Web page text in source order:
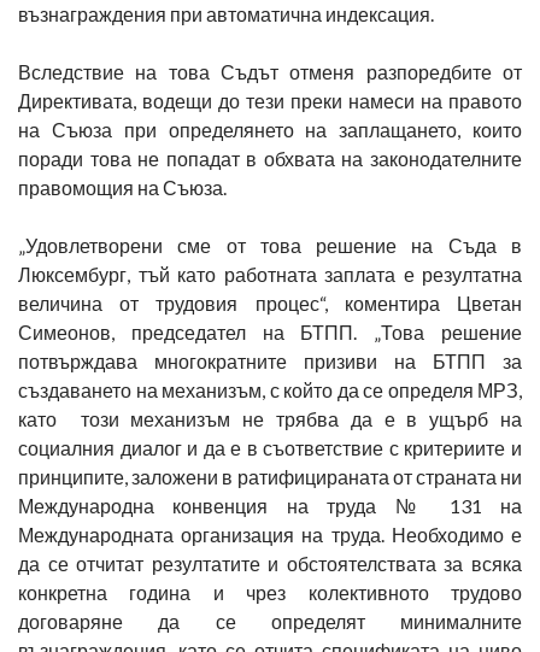
възнаграждения при автоматична индексация.
Вследствие на това Съдът отменя разпоредбите от
Директивата, водещи до тези преки намеси на правото
на Съюза при определянето на заплащането, които
поради това не попадат в обхвата на законодателните
правомощия на Съюза.
„Удовлетворени сме от това решение на Съда в
Люксембург, тъй като работната заплата е резултатна
величина от трудовия процес“, коментира Цветан
Симеонов, председател на БТПП. „Това решение
потвърждава многократните призиви на БТПП за
създаването на механизъм, с който да се определя МРЗ,
като този механизъм не трябва да е в ущърб на
социалния диалог и да е в съответствие с критериите и
принципите, заложени в ратифицираната от страната ни
Международна конвенция на труда № 131 на
Международната организация на труда. Необходимо е
да се отчитат резултатите и обстоятелствата за всяка
конкретна година и чрез колективното трудово
договаряне да се определят минималните